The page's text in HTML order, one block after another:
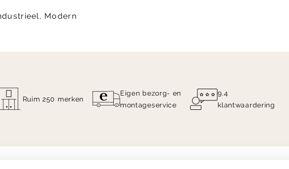
Modern
Ruim 250 merken
Eigen bezorg- en
montageservice
9.4
klantwaardering